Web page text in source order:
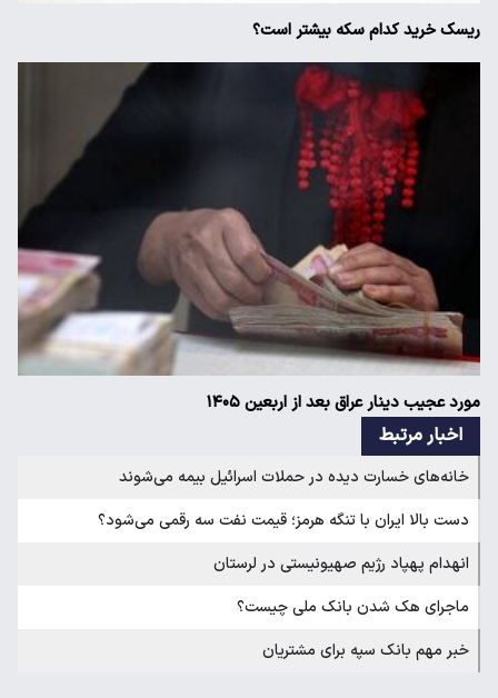
ریسک خرید کدام سکه بیشتر است؟
مورد عجیب دینار عراق بعد از اربعین ۱۴۰۵
اخبار مرتبط
خانه‌های خسارت دیده در حملات اسرائیل بیمه می‌شوند
دست بالا ایران با تنگه هرمز؛ قیمت نفت سه رقمی می‌شود؟
انهدام پهپاد رژیم صهیونیستی در لرستان
ماجرای هک شدن بانک ملی چیست؟
خبر مهم بانک سپه برای مشتریان